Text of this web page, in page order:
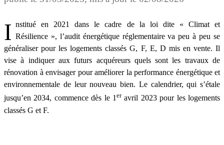
Institué en 2021 dans le cadre de la loi dite « Climat et Résilience », l’audit énergétique réglementaire va peu à peu se
généraliser pour les logements classés G, F, E, D mis en vente. Il
vise à indiquer aux futurs acquéreurs quels sont les travaux de
rénovation à envisager pour améliorer la performance énergétique et
environnementale de leur nouveau bien. Le calendrier, qui s’étale
jusqu’en 2034, commence dès le 1eravril 2023 pour les logements
classés G et F.